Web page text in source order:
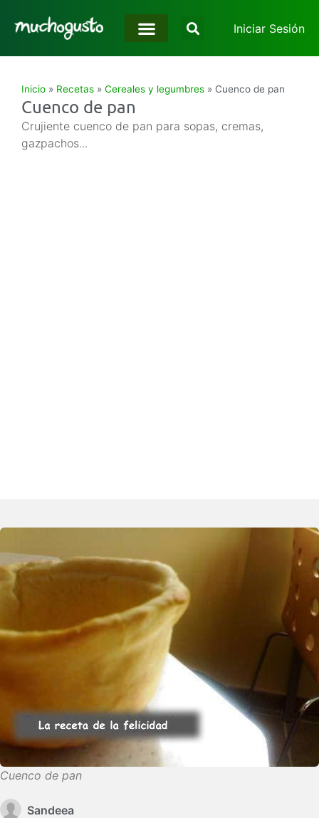
Iniciar Sesión
Inicio » Recetas » Cereales y legumbres » Cuenco de pan
Cuenco de pan
Crujiente cuenco de pan para sopas, cremas,
gazpachos...
Cuenco de pan
Sandeea